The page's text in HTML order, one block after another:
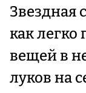
Звездная
как легко
вещей в
луков на